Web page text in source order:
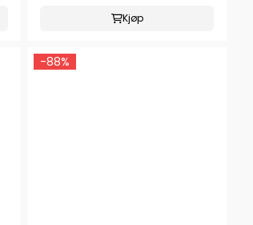
Kjøp
-88%